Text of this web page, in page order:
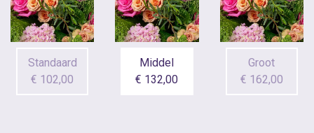
Standaard
€ 102,00
Middel
€ 132,00
Groot
€ 162,00